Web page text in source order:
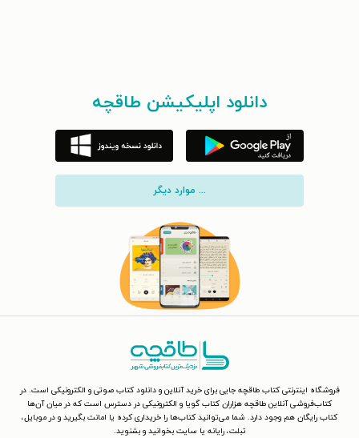
دانلود اپلیکیشن طاقچه
... موارد دیگر
فروشگاه اینترنتی کتاب طاقچه جایی برای خرید آنلاین و دانلود کتاب صوتی و الکترونیکی است. در
کتاب‌فروشی آنلاین طاقچه هزاران کتاب گویا و الکترونیکی در دسترس است که در میان آن‌ها
کتاب رایگان هم وجود دارد. شما می‌توانید کتاب‌ها را خریداری کرده یا امانت بگیرید و در موبایل،
تبلت، رایانه یا سایت بخوانید و بشنوید.